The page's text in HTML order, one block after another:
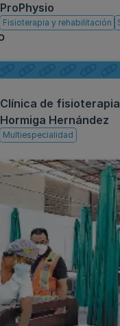
ProPhysio
Fisioterapia y rehabilitación
Clínica de fisioterapia
Hormiga Hernández
Multiespecialidad